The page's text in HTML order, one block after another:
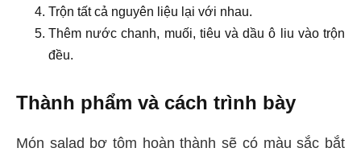
Trộn tất cả nguyên liệu lại với nhau.
Thêm nước chanh, muối, tiêu và dầu ô liu vào trộn
đều.
Thành phẩm và cách trình bày
Món salad bơ tôm hoàn thành sẽ có màu sắc bắt